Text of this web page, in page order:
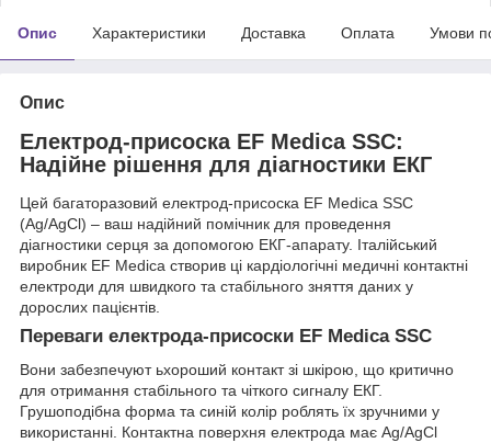
Опис Характеристики Доставка Оплата Умови
Опис
Електрод-присоска EF Medica SSC:
Надійне рішення для діагностики ЕКГ
Цей багаторазовий електрод-присоска EF Medica SSC
(Ag/AgCl) – ваш надійний помічник для проведення
діагностики серця за допомогою ЕКГ-апарату. Італійський
виробник EF Medica створив ці кардіологічні медичні контактні
електроди для швидкого та стабільного зняття даних у
дорослих пацієнтів.
Переваги електрода-присоски EF Medica SSC
Вони забезпечуют ьхороший контакт зі шкірою, що критично
для отримання стабільного та чіткого сигналу ЕКГ.
Грушоподібна форма та синій колір роблять їх зручними у
використанні. Контактна поверхня електрода має Ag/AgCl